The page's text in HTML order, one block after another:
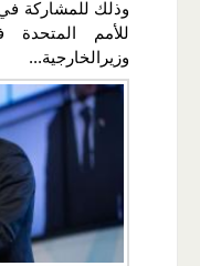
للأمم
وزيرالخارجية...